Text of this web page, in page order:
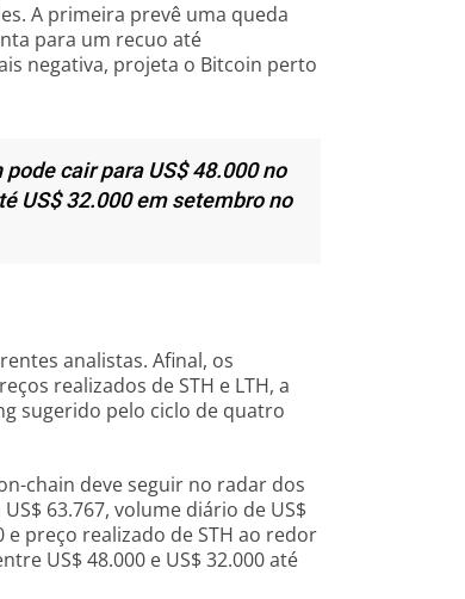
A primeira prevê uma queda
para um recuo até
negativa, projeta o Bitcoin perto
cair para US$ 48.000 no
US$ 32.000 em setembro no
analistas. Afinal, os
realizados de STH e LTH, a
sugerido pelo ciclo de quatro
chain deve seguir no radar dos
63.767, volume diário de US$
e preço realizado de STH ao redor
US$ 48.000 e US$ 32.000 até